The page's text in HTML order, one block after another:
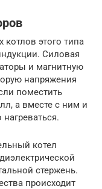
этого типа
Силовая
и магнитную
напряжения
поместить
а вместе с ним и
котел
стержень.
происходит